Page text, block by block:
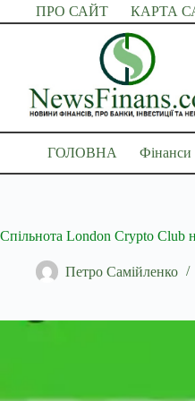
Перейти
до
ПРО САЙТ КАРТА
ГОЛОВНА Фінанси
Спільнота London Crypto Club
Петро Самійленко